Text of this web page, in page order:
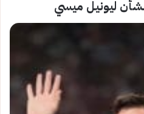
ليونيل ميسي